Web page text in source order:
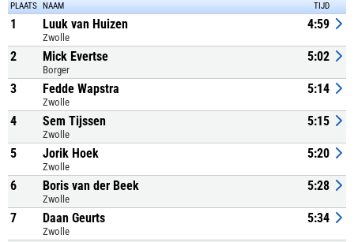
PLAATS NAAM TIJD
1 Luuk van Huizen
Zwolle
4:59
2 Mick Evertse
Borger
5:02
3 Fedde Wapstra
Zwolle
5:14
4 Sem Tijssen
Zwolle
5:15
5 Jorik Hoek
Zwolle
5:20
6 Boris van der Beek
Zwolle
5:28
7 Daan Geurts
Zwolle
5:34